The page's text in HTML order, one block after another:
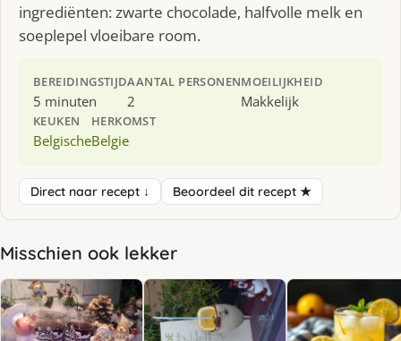
ingrediënten: zwarte chocolade, halfvolle melk en
soeplepel vloeibare room.
BEREIDINGSTIJD
5 minuten
AANTAL PERSONEN
2
MOEILIJKHEID
Makkelijk
KEUKEN
Belgische
HERKOMST
Belgie
Direct naar recept ↓ Beoordeel dit recept ★
Misschien ook lekker